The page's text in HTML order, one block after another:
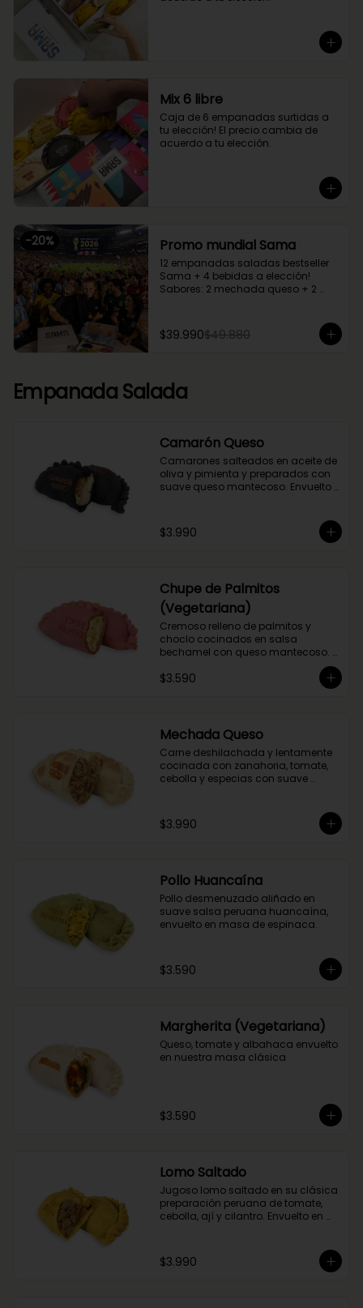
Mix 6 libre
Caja de 6 empanadas surtidas a
tu elección! El precio cambia de
acuerdo a tu elección.
-20% Promo mundial Sama
12 empanadas saladas bestseller
Sama + 4 bebidas a elección!
Sabores: 2 mechada queso + 2
palmitos
$39.990$49.880
Empanada Salada
Camarón Queso
Camarones salteados en aceite de
oliva y pimienta y preparados con
suave queso mantecoso. Envuelto
$3.990
Chupe de Palmitos
(Vegetariana)
Cremoso relleno de palmitos y
choclo cocinados en salsa
bechamel con queso mantecoso.
$3.590
Mechada Queso
Carne deshilachada y lentamente
cocinada con zanahoria, tomate,
cebolla y especias con suave
$3.990
Pollo Huancaína
Pollo desmenuzado aliñado en
suave salsa peruana huancaína,
envuelto en masa de espinaca.
$3.590
Margherita (Vegetariana)
Queso, tomate y albahaca envuelto
en nuestra masa clásica
$3.590
Lomo Saltado
Jugoso lomo saltado en su clásica
preparación peruana de tomate,
cebolla, ají y cilantro. Envuelto en
$3.990